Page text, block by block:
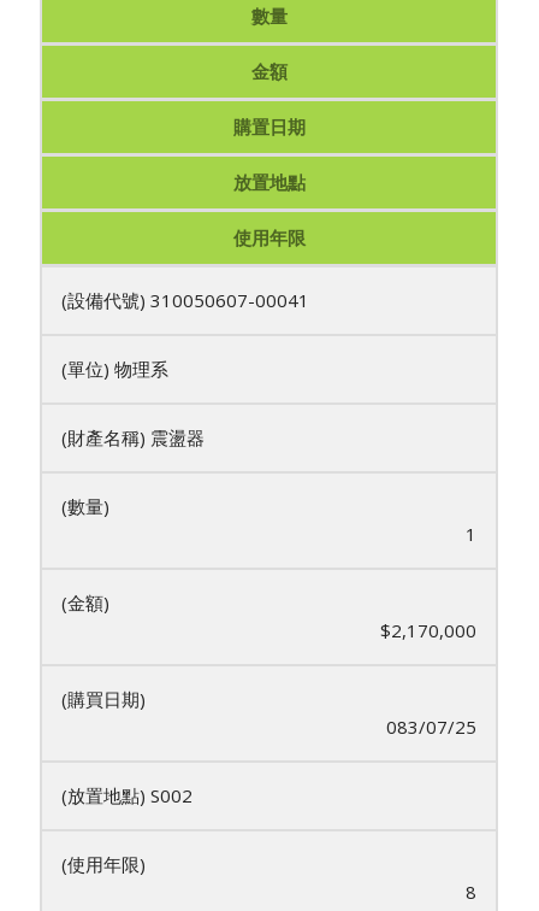
數量
金額
購置日期
放置地點
使用年限
310050607-00041
物理系
震盪器
1
$2,170,000
083/07/25
S002
8